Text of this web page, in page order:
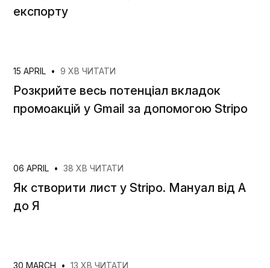
експорту
15 APRIL • 9 ХВ ЧИТАТИ
Розкрийте весь потенціал вкладок
промоакцій у Gmail за допомогою Stripo
06 APRIL • 38 ХВ ЧИТАТИ
Як створити лист у Stripo. Мануал від А
до Я
30 MARCH • 13 ХВ ЧИТАТИ